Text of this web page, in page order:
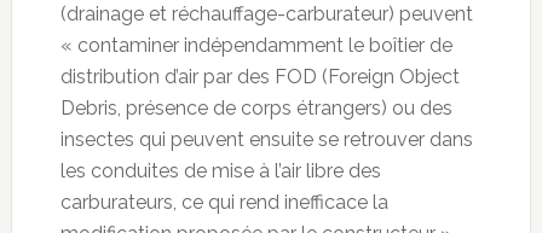
(drainage et réchauffage-carburateur) peuvent
« contaminer indépendamment le boîtier de
distribution d’air par des FOD (Foreign Object
Debris, présence de corps étrangers) ou des
insectes qui peuvent ensuite se retrouver dans
les conduites de mise à l’air libre des
carburateurs, ce qui rend inefficace la